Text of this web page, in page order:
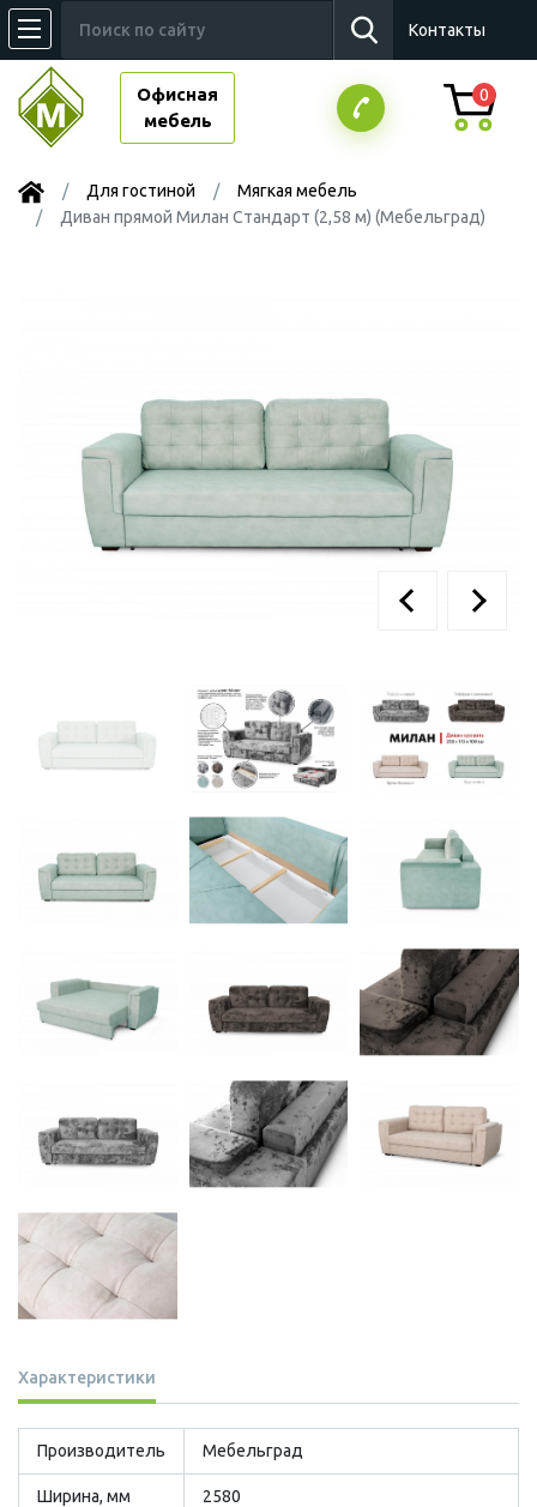
Контакты
Офисная
мебель
0
Для гостиной
Мягкая мебель
Диван прямой Милан Стандарт (2,58 м) (Мебельград)
Характеристики
Производитель Мебельград
Ширина, мм 2580